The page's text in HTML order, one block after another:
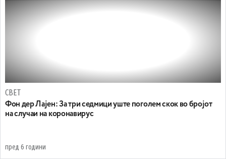
СВЕТ
Фон дер Лајен: За три седмици уште поголем скок во бројот
на случаи на коронавирус
пред 6 години